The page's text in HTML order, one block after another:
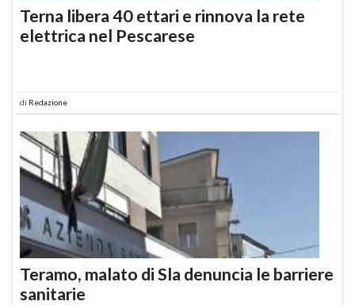
Terna libera 40 ettari e rinnova la rete
elettrica nel Pescarese
di Redazione
Teramo, malato di Sla denuncia le barriere
sanitarie